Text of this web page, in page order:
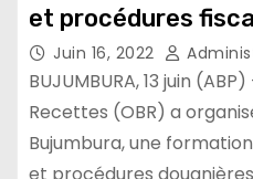
et procédures
Juin 16, 2022
BUJUMBURA, 13 juin
Recettes (OBR) a
Bujumbura, une